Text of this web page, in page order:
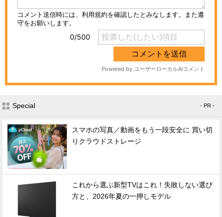
Special - PR -
スマホの写真／動画をもう一段安全に 買い切
りクラウドストレージ
これから選ぶ新型TVはこれ！失敗しない選び
方と、2026年夏の一押しモデル